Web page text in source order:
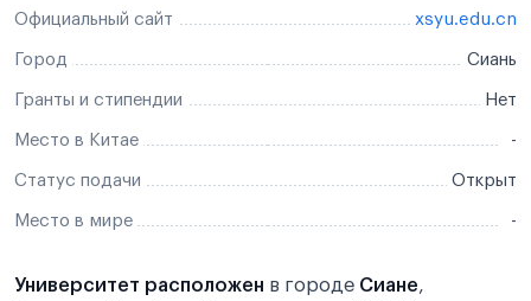
Официальный сайт xsyu.edu.cn
Город Сиань
Гранты и стипендии Нет
Место в Китае -
Статус подачи Открыт
Место в мире -
Университет расположен в городе Сиане,